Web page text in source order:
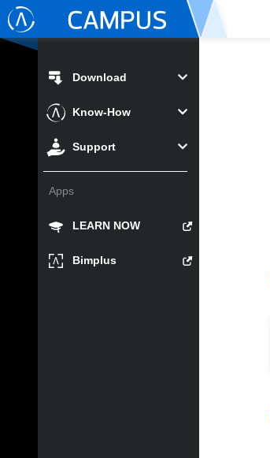
Download
Know-How
Support
Apps
LEARN NOW
Bimplus